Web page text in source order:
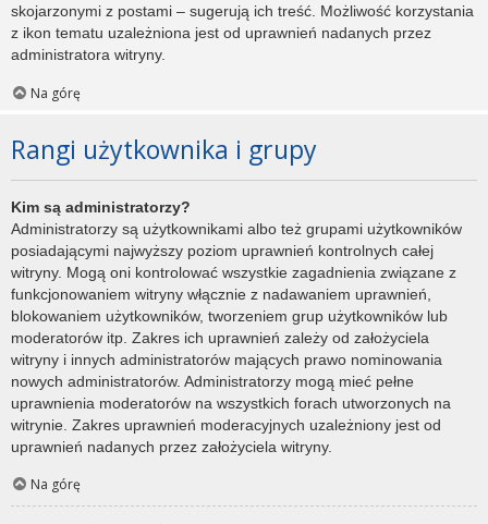
skojarzonymi z postami – sugerują ich treść. Możliwość korzystania
z ikon tematu uzależniona jest od uprawnień nadanych przez
administratora witryny.
Na górę
Rangi użytkownika i grupy
Kim są administratorzy?
Administratorzy są użytkownikami albo też grupami użytkowników
posiadającymi najwyższy poziom uprawnień kontrolnych całej
witryny. Mogą oni kontrolować wszystkie zagadnienia związane z
funkcjonowaniem witryny włącznie z nadawaniem uprawnień,
blokowaniem użytkowników, tworzeniem grup użytkowników lub
moderatorów itp. Zakres ich uprawnień zależy od założyciela
witryny i innych administratorów mających prawo nominowania
nowych administratorów. Administratorzy mogą mieć pełne
uprawnienia moderatorów na wszystkich forach utworzonych na
witrynie. Zakres uprawnień moderacyjnych uzależniony jest od
uprawnień nadanych przez założyciela witryny.
Na górę